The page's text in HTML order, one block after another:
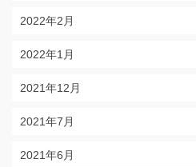
2022年2月
2022年1月
2021年12月
2021年7月
2021年6月